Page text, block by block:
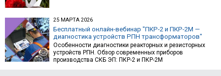
25 МАРТА 2026
Бесплатный онлайн-вебинар "ПКР-2 и ПКР-2М —
диагностика устройств РПН трансформаторов"
Особенности диагностики реакторных и резисторных
устройств РПН. Обзор современных приборов
производства СКБ ЭП: ПКР-2 и ПКР-2М